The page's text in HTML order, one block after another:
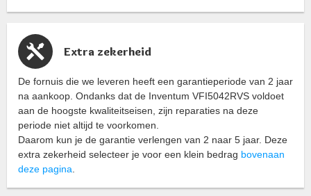
Extra zekerheid
De fornuis die we leveren heeft een garantieperiode van 2 jaar
na aankoop. Ondanks dat de Inventum VFI5042RVS voldoet
aan de hoogste kwaliteitseisen, zijn reparaties na deze
periode niet altijd te voorkomen.
Daarom kun je de garantie verlengen van 2 naar 5 jaar. Deze
extra zekerheid selecteer je voor een klein bedrag bovenaan
deze pagina.